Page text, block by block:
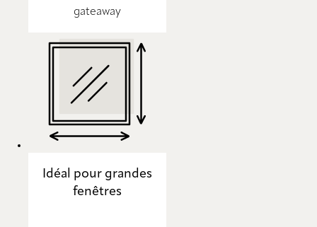
gateaway
Idéal pour grandes
fenêtres